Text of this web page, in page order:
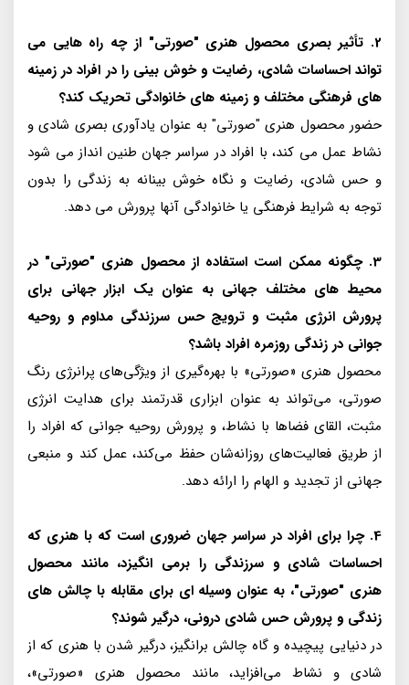
2. تأثیر بصری محصول هنری "صورتی" از چه راه هایی می
تواند احساسات شادی، رضایت و خوش بینی را در افراد در زمینه
های فرهنگی مختلف و زمینه های خانوادگی تحریک کند؟
حضور محصول هنری "صورتی" به عنوان یادآوری بصری شادی و
نشاط عمل می کند، با افراد در سراسر جهان طنین انداز می شود
و حس شادی، رضایت و نگاه خوش بینانه به زندگی را بدون
توجه به شرایط فرهنگی یا خانوادگی آنها پرورش می دهد.
3. چگونه ممکن است استفاده از محصول هنری "صورتی" در
محیط های مختلف جهانی به عنوان یک ابزار جهانی برای
پرورش انرژی مثبت و ترویج حس سرزندگی مداوم و روحیه
جوانی در زندگی روزمره افراد باشد؟
محصول هنری «صورتی» با بهره‌گیری از ویژگی‌های پرانرژی رنگ
صورتی، می‌تواند به عنوان ابزاری قدرتمند برای هدایت انرژی
مثبت، القای فضاها با نشاط، و پرورش روحیه جوانی که افراد را
از طریق فعالیت‌های روزانه‌شان حفظ می‌کند، عمل کند و منبعی
جهانی از تجدید و الهام را ارائه دهد.
4. چرا برای افراد در سراسر جهان ضروری است که با هنری که
احساسات شادی و سرزندگی را برمی انگیزد، مانند محصول
هنری "صورتی"، به عنوان وسیله ای برای مقابله با چالش های
زندگی و پرورش حس شادی درونی، درگیر شوند؟
در دنیایی پیچیده و گاه چالش برانگیز، درگیر شدن با هنری که از
شادی و نشاط می‌افزاید، مانند محصول هنری «صورتی»،